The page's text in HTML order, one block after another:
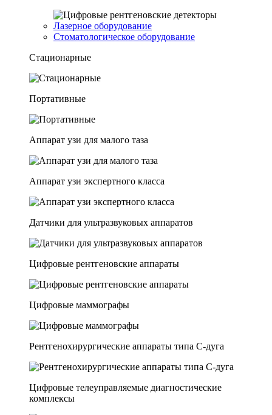
Лазерное оборудование
Стоматологическое оборудование
Стационарные
Портативные
Аппарат узи для малого таза
Аппарат узи экспертного класса
Датчики для ультразвуковых аппаратов
Цифровые рентгеновские аппараты
Цифровые маммографы
Рентгенохирургические аппараты типа C-дуга
Цифровые телеуправляемые диагностические
комплексы